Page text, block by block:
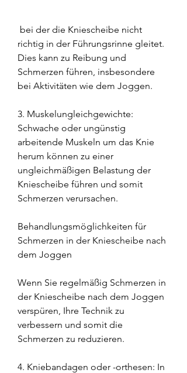
richtig in der Führungsrinne gleitet.
Dies kann zu Reibung und
Schmerzen führen, insbesondere
bei Aktivitäten wie dem Joggen.
3. Muskelungleichgewichte:
Schwache oder ungünstig
arbeitende Muskeln um das Knie
herum können zu einer
ungleichmäßigen Belastung der
Kniescheibe führen und somit
Schmerzen verursachen.
Behandlungsmöglichkeiten für
Schmerzen in der Kniescheibe nach
dem Joggen
Wenn Sie regelmäßig Schmerzen in
der Kniescheibe nach dem Joggen
verspüren, Ihre Technik zu
verbessern und somit die
Schmerzen zu reduzieren.
4. Kniebandagen oder -orthesen: In